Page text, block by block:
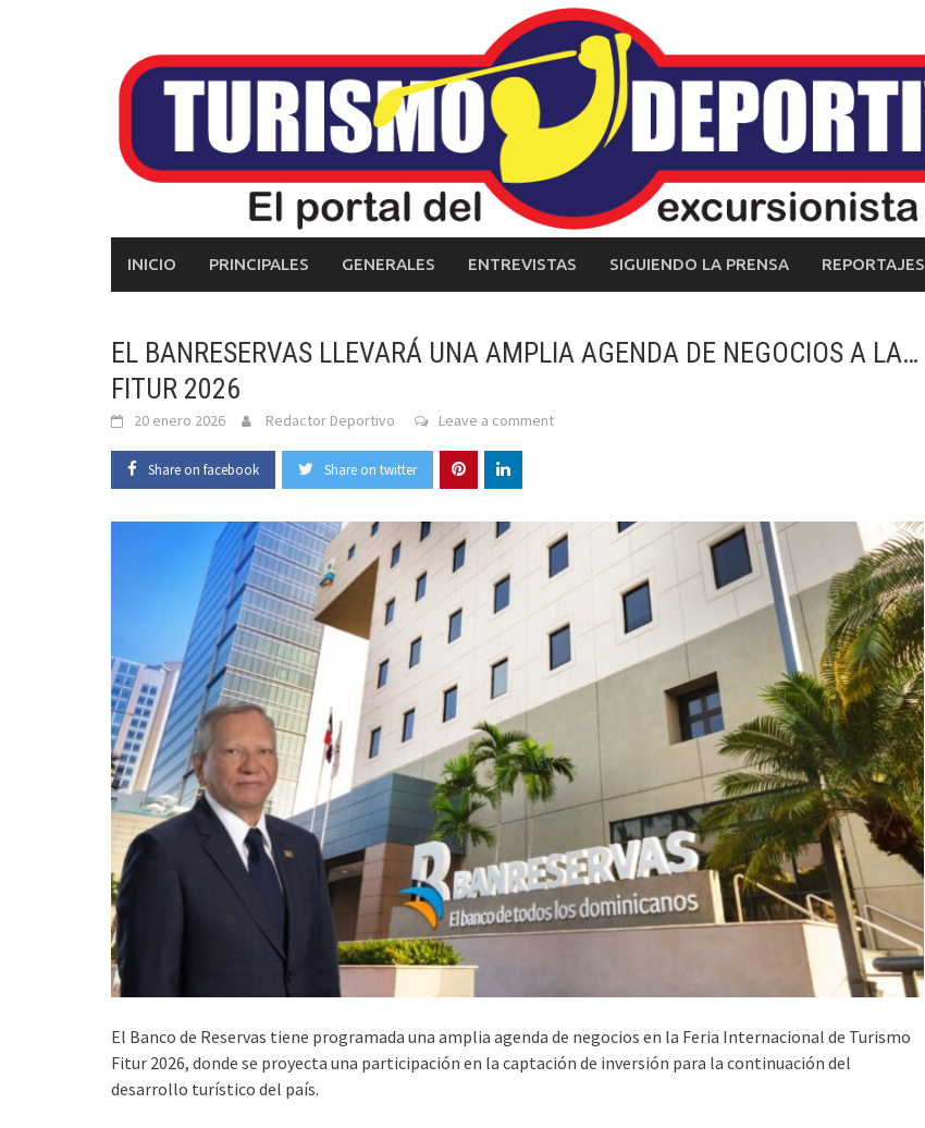
INICIO PRINCIPALES GENERALES ENTREVISTAS SIGUIENDO LA PRENSA REPORTAJES
EL BANRESERVAS LLEVARÁ UNA AMPLIA AGENDA DE NEGOCIOS A LA…
FITUR 2026
20 enero 2026 Redactor Deportivo Leave a comment
Share on facebook Share on twitter
El Banco de Reservas tiene programada una amplia agenda de negocios en la Feria Internacional de Turismo
Fitur 2026, donde se proyecta una participación en la captación de inversión para la continuación del
desarrollo turístico del país.